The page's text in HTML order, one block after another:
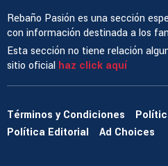
Rebaño Pasión es una sección
con información destinada a los
Esta sección no tiene relación
sitio oficial haz click aquí
Términos y Condiciones
Política Editorial
Ad Choices